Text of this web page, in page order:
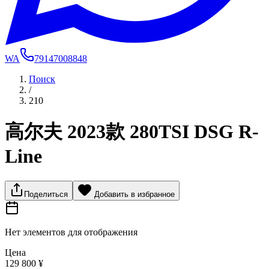
WA
79147008848
Поиск
/
210
高尔夫 2023款 280TSI DSG R-
Line
Поделиться Добавить в избранное
Нет элементов для отображения
Цена
129 800 ¥